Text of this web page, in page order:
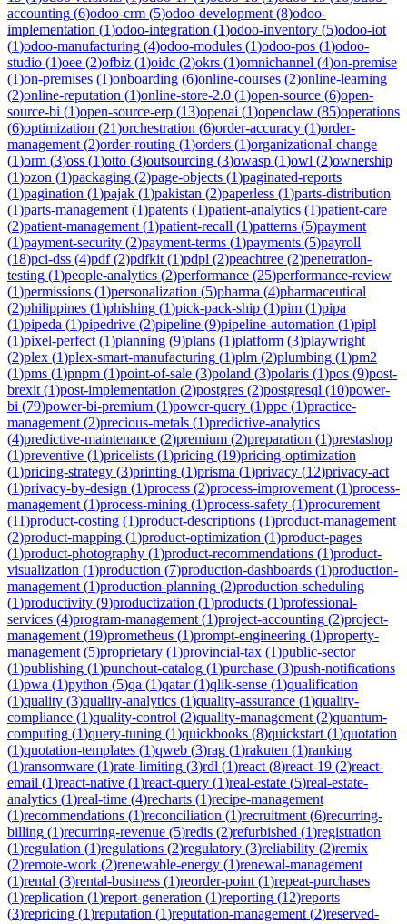
accounting (6)odoo-crm (5)odoo-development (8)odoo-
implementation (1)odoo-integration (1)odoo-inventory (5)odoo-iot
(1)odoo-manufacturing (4)odoo-modules (1)odoo-pos (1)odoo-
studio (1)oee (2)ofbiz (1)oidc (2)okrs (1)omnichannel (4)on-premise
(1)on-premises (1)onboarding (6)online-courses (2)online-learning
(2)online-reputation (1)online-store-2.0 (1)open-source (6)open-
source-bi (1)open-source-erp (13)openai (1)openclaw (85)operations
(6)optimization (21)orchestration (6)order-accuracy (1)order-
management (2)order-routing (1)orders (1)organizational-change
(1)orm (3)oss (1)otto (3)outsourcing (3)owasp (1)owl (2)ownership
(1)ozon (1)packaging (2)page-objects (1)paginated-reports
(1)pagination (1)pajak (1)pakistan (2)paperless (1)parts-distribution
(1)parts-management (1)patents (1)patient-analytics (1)patient-care
(2)patient-management (1)patient-recall (1)patterns (5)payment
(1)payment-security (2)payment-terms (1)payments (5)payroll
(18)pci-dss (4)pdf(2)pdfkit (1)pdpl (2)peachtree (2)penetration-
testing (1)people-analytics (2)performance (25)performance-review
(1)permissions (1)personalization (5)pharma (4)pharmaceutical
(2)philippines (1)phishing (1)pick-pack-ship (1)pim (1)pipa
(1)pipeda (1)pipedrive (2)pipeline (9)pipeline-automation (1)pipl
(1)pixel-perfect (1)planning (9)plans (1)platform (3)playwright
(2)plex (1)plex-smart-manufacturing (1)plm (2)plumbing (1)pm2
(1)pms (1)pnpm (1)point-of-sale (3)poland (3)polaris (1)pos (9)post-
brexit (1)post-implementation (2)postgres (2)postgresql (10)power-
bi (79)power-bi-premium (1)power-query (1)ppc (1)practice-
management (2)precious-metals (1)predictive-analytics
(4)predictive-maintenance (2)premium (2)preparation (1)prestashop
(1)preventive (1)pricelists (1)pricing (19)pricing-optimization
(1)pricing-strategy (3)printing (1)prisma (1)privacy (12)privacy-act
(1)privacy-by-design (1)process (2)process-improvement (1)process-
management (1)process-mining (1)process-safety (1)procurement
(11)product-costing (1)product-descriptions (1)product-management
(2)product-mapping (1)product-optimization (1)product-pages
(1)product-photography (1)product-recommendations (1)product-
visualization (1)production (7)production-dashboards (1)production-
management (1)production-planning (2)production-scheduling
(1)productivity (9)productization (1)products (1)professional-
services (4)program-management (1)project-accounting (2)project-
management (19)prometheus (1)prompt-engineering (1)property-
management (5)proprietary (1)provincial-tax (1)public-sector
(1)publishing (1)punchout-catalog (1)purchase (3)push-notifications
(1)pwa (1)python (5)qa (1)qatar(1)qlik-sense (1)qualification
(1)quality (3)quality-analytics (1)quality-assurance (1)quality-
compliance (1)quality-control (2)quality-management (2)quantum-
computing (1)query-tuning (1)quickbooks (8)quickstart (1)quotation
(1)quotation-templates (1)qweb (3)rag (1)rakuten (1)ranking
(1)ransomware (1)rate-limiting (3)rdl (1)react (8)react-19 (2)react-
email (1)react-native (1)react-query (1)real-estate (5)real-estate-
analytics (1)real-time (4)recharts (1)recipe-management
(1)recommendations (1)reconciliation (1)recruitment (6)recurring-
billing (1)recurring-revenue (5)redis (2)refurbished (1)registration
(1)regulation (1)regulations (2)regulatory (3)reliability (2)remix
(2)remote-work (2)renewable-energy (1)renewal-management
(1)rental (3)rental-business (1)reorder-point (1)repeat-purchases
(1)replication (1)report-generation (1)reporting (12)reports
(3)repricing (1)reputation (1)reputation-management (2)reserved-